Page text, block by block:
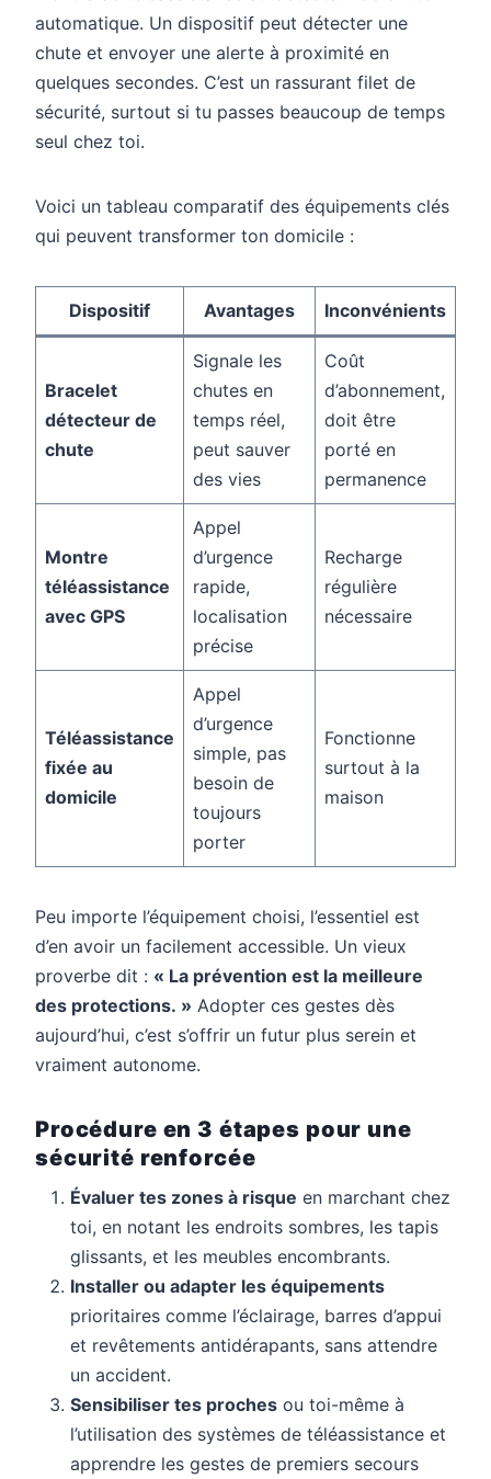
automatique. Un dispositif peut détecter une
chute et envoyer une alerte à proximité en
quelques secondes. C’est un rassurant filet de
sécurité, surtout si tu passes beaucoup de temps
seul chez toi.
Voici un tableau comparatif des équipements clés
qui peuvent transformer ton domicile :
Dispositif Avantages Inconvénients
Bracelet
détecteur de
chute
Signale les
chutes en
temps réel,
peut sauver
des vies
Coût
d’abonnement,
doit être
porté en
permanence
Montre
téléassistance
avec GPS
Appel
d’urgence
rapide,
localisation
précise
Recharge
régulière
nécessaire
Téléassistance
fixée au
domicile
Appel
d’urgence
simple, pas
besoin de
toujours
porter
Fonctionne
surtout à la
maison
Peu importe l’équipement choisi, l’essentiel est
d’en avoir un facilement accessible. Un vieux
proverbe dit : « La prévention est la meilleure
des protections. » Adopter ces gestes dès
aujourd’hui, c’est s’offrir un futur plus serein et
vraiment autonome.
Procédure en 3 étapes pour une
sécurité renforcée
Évaluer tes zones à risque en marchant chez
toi, en notant les endroits sombres, les tapis
glissants, et les meubles encombrants.
Installer ou adapter les équipements
prioritaires comme l’éclairage, barres d’appui
et revêtements antidérapants, sans attendre
un accident.
Sensibiliser tes proches ou toi-même à
l’utilisation des systèmes de téléassistance et
apprendre les gestes de premiers secours